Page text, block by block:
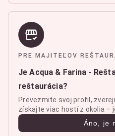
PRE MAJITEĽOV
Je Acqua & Farina -
reštaurácia?
Prevezmite svoj profil,
získajte viac hostí z okolia –
Áno, je